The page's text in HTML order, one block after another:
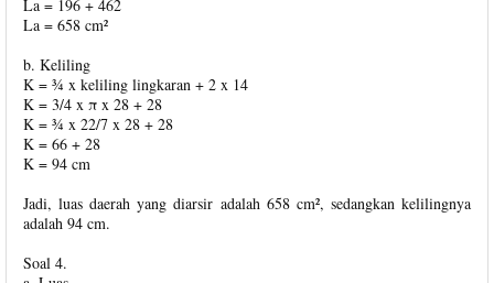
La = 196 + 462
La = 658 cm²
b. Keliling
K = ¾ x keliling lingkaran + 2 x 14
K = 3/4 x π x 28 + 28
K = ¾ x 22/7 x 28 + 28
K = 66 + 28
K = 94 cm
Jadi, luas daerah yang diarsir adalah 658 cm², sedangkan kelilingnya
adalah 94 cm.
Soal 4.